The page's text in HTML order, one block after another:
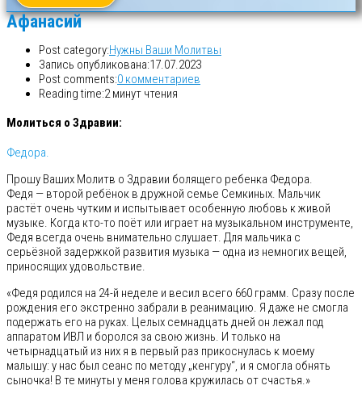
Афанасий
Post category:Нужны Ваши Молитвы
Запись опубликована:17.07.2023
Post comments:0 комментариев
Reading time:2 минут чтения
Молиться о Здравии:
Федора.
Прошу Ваших Молитв о Здравии болящего ребенка Федора.
Федя — второй ребёнок в дружной семье Семкиных. Мальчик
растёт очень чутким и испытывает особенную любовь к живой
музыке. Когда кто-то поёт или играет на музыкальном инструменте,
Федя всегда очень внимательно слушает. Для мальчика с
серьёзной задержкой развития музыка — одна из немногих вещей,
приносящих удовольствие.
«Федя родился на 24-й неделе и весил всего 660 грамм. Сразу после
рождения его экстренно забрали в реанимацию. Я даже не смогла
подержать его на руках. Целых семнадцать дней он лежал под
аппаратом ИВЛ и боролся за свою жизнь. И только на
четырнадцатый из них я в первый раз прикоснулась к моему
малышу: у нас был сеанс по методу „кенгуру“, и я смогла обнять
сыночка! В те минуты у меня голова кружилась от счастья.»